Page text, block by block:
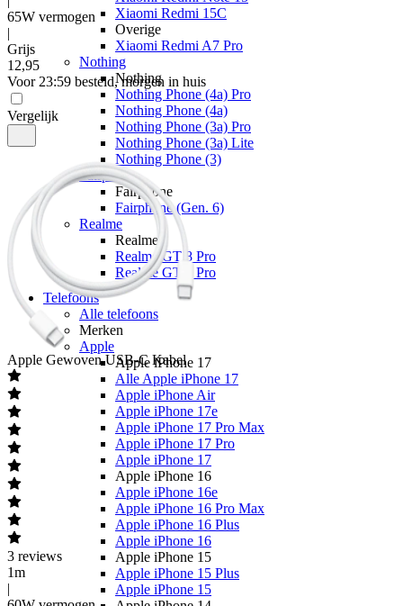
Xiaomi Redmi 15C
Overige
Xiaomi Redmi A7 Pro
Nothing
Nothing
Nothing Phone (4a) Pro
Nothing Phone (4a)
Nothing Phone (3a) Pro
Nothing Phone (3a) Lite
Nothing Phone (3)
Fairphone
Fairphone
Fairphone (Gen. 6)
Realme
Realme
Realme GT 8 Pro
Realme GT 7 Pro
Telefoons
Alle telefoons
Merken
Apple
Apple iPhone 17
Alle Apple iPhone 17
Apple iPhone Air
Apple iPhone 17e
Apple iPhone 17 Pro Max
Apple iPhone 17 Pro
Apple iPhone 17
Apple iPhone 16
Apple iPhone 16e
Apple iPhone 16 Pro Max
Apple iPhone 16 Plus
Apple iPhone 16
Apple iPhone 15
Apple iPhone 15 Plus
Apple iPhone 15
65W vermogen
|
Grijs
12,95
Voor 23:59 besteld, morgen in huis
Vergelijk
Apple Gewoven USB-C Kabel
3 reviews
1m
|